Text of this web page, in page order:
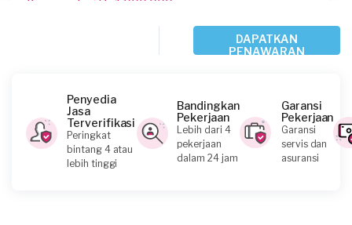
Kurang dari Rp1.000.000
Issyla requested Fotografi Produk
Jakarta Selatan, Jakarta
Request Fulfilled
Kurang dari Rp1.000.000
DAPATKAN
PENAWARAN
Penyedia
Jasa
Terverifikasi
Peringkat
bintang 4 atau
lebih tinggi
Bandingkan
Pekerjaan
Lebih dari 4
pekerjaan
dalam 24 jam
Garansi
Pekerjaan
Garansi
servis dan
asuransi